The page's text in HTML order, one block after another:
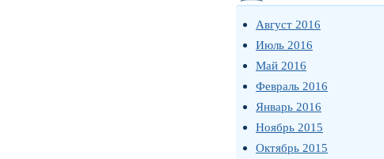
Август 2016
Июль 2016
Май 2016
Февраль 2016
Январь 2016
Ноябрь 2015
Октябрь 2015